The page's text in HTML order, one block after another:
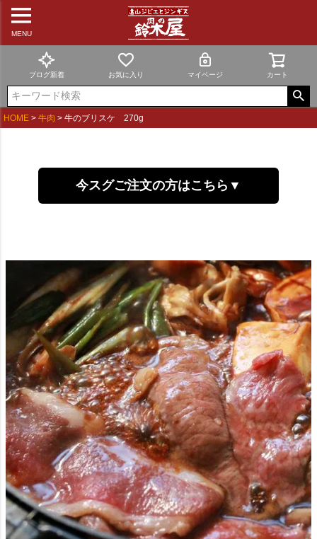
MENU
ブログ新着 お気に入り マイページ カート
HOME 牛肉 牛のブリスケ 270g
今スグご注文の方はこちら▼